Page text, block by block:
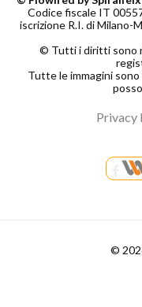
Codice fiscale IT
iscrizione R.I. di Milano-
© Tutti i diritti sono
Tutte le immagini
Privacy
©